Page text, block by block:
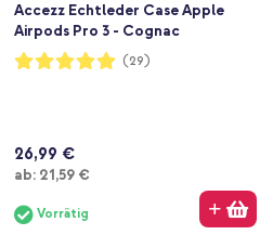
Accezz Echtleder Case Apple
Airpods Pro 3 - Cognac
Bewertung:
98%
(29)
26,99 €
ab: Ab
21,59 €
Vorrätig